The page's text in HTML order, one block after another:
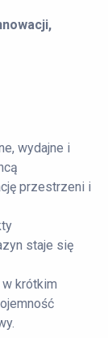
wydajne i
przestrzeni i
staje się
krótkim